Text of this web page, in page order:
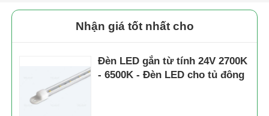
Nhận giá tốt nhất cho
Đèn LED gắn từ tính 24V 2700K
- 6500K - Đèn LED cho tủ đông